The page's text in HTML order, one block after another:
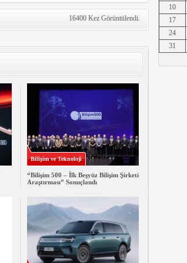
16400 Kez Görüntülendi.
Bilişim ve Teknoloji
“Bilişim 500 – İlk Beşyüz Bilişim Şirketi
Araştırması” Sonuçlandı
Erkut
Erkut
10
17
24
31